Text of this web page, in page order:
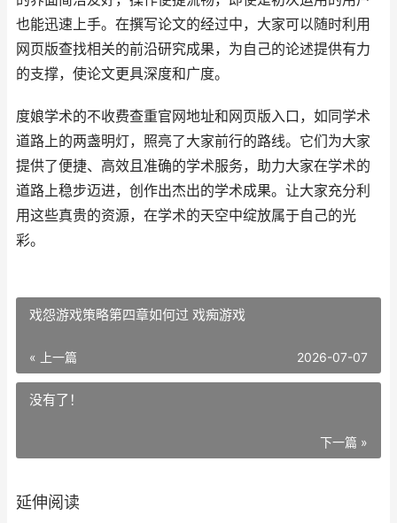
也能迅速上手。在撰写论文的经过中，大家可以随时利用
网页版查找相关的前沿研究成果，为自己的论述提供有力
的支撑，使论文更具深度和广度。
度娘学术的不收费查重官网地址和网页版入口，如同学术
道路上的两盏明灯，照亮了大家前行的路线。它们为大家
提供了便捷、高效且准确的学术服务，助力大家在学术的
道路上稳步迈进，创作出杰出的学术成果。让大家充分利
用这些真贵的资源，在学术的天空中绽放属于自己的光
彩。
戏怨游戏策略第四章如何过 戏痴游戏
« 上一篇 2026-07-07
没有了！
下一篇 »
延伸阅读